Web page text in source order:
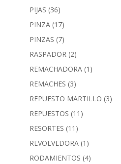
PIJAS (36)
PINZA (17)
PINZAS (7)
RASPADOR (2)
REMACHADORA (1)
REMACHES (3)
REPUESTO MARTILLO (3)
REPUESTOS (11)
RESORTES (11)
REVOLVEDORA (1)
RODAMIENTOS (4)